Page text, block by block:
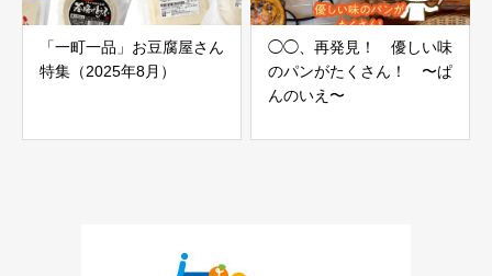
「一町一品」お豆腐屋さん
特集（2025年8月）
◯◯、再発見！ 優しい味
のパンがたくさん！ 〜ぱ
んのいえ〜